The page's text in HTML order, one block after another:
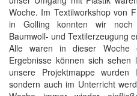
Woche. Im Textilworkshop von
in Golling konnten wir
Baumwoll- und Textilerzeugung
Alle waren in dieser Woche
Ergebnisse können sich
unsere Projektmappe wurden
sondern auch im Unterricht